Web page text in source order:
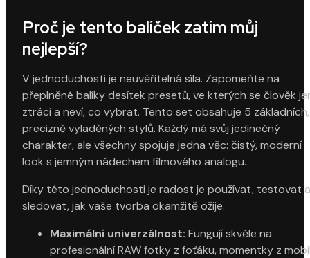
Proč je tento balíček zatím můj
nejlepší?
V jednoduchosti je neuvěřitelná síla. Zapomeňte na
přeplněné balíky desítek presetů, ve kterých se člověk
ztrácí a neví, co vybrat. Tento set obsahuje 5 základních,
precizně vyladěných stylů. Každý má svůj jedinečný
charakter, ale všechny spojuje jedna věc: čistý, moderní
look s jemným nádechem filmového analogu.
Díky této jednoduchosti je radost je používat, testovat a
sledovat, jak vaše tvorba okamžitě ožije.
Maximální univerzálnost: Fungují skvěle na
profesionální RAW fotky z foťáku, momentky z